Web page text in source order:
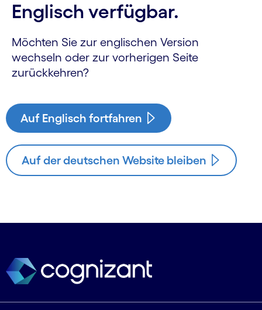
Englisch verfügbar.
Möchten Sie zur englischen Version
wechseln oder zur vorherigen Seite
zurückkehren?
Auf Englisch fortfahren
Auf der deutschen Website bleiben